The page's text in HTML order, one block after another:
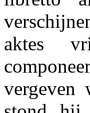
aktes
vergeven